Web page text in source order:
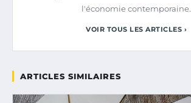
l'économie contemporaine.
VOIR TOUS LES ARTICLES ›
ARTICLES SIMILAIRES